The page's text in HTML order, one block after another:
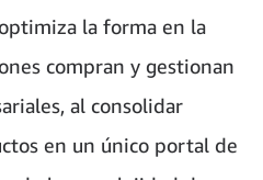
la forma en la
compran y gestionan
al consolidar
en un único portal de